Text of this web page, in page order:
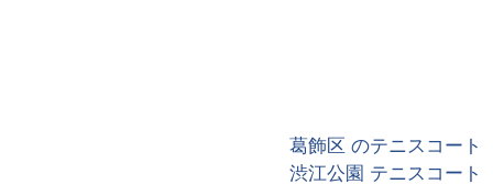
葛飾区 のテニスコート
渋江公園 テニスコート